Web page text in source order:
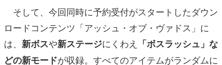
そして、今回同時に予約受付がスタートしたダウン
ロードコンテンツ「アッシュ・オブ・ヴァドス」に
は、 新ボスや新ステージにくわえ
「ボスラッシュ」な
どの新モードが収録。すべてのアイテムがランダムに